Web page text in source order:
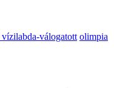
válogatott olimpia